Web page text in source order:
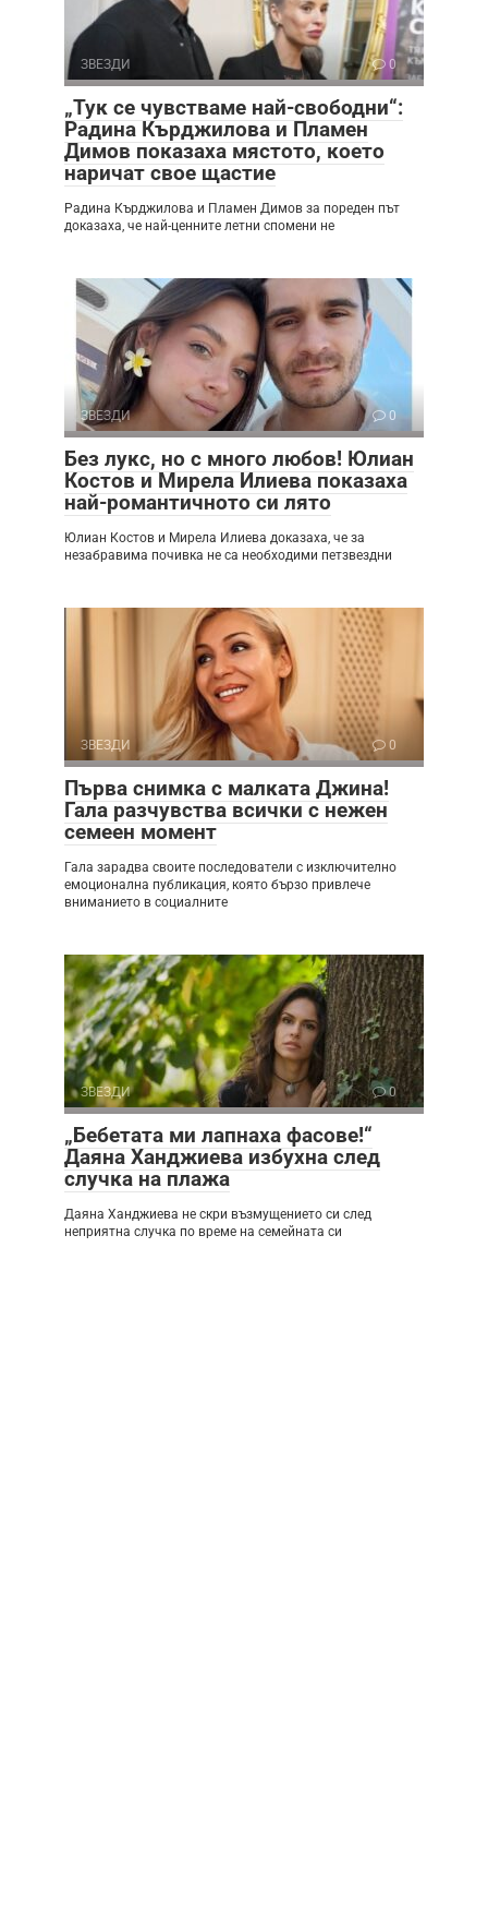
ЗВЕЗДИ 0
„Тук се чувстваме най-свободни“:
Радина Кърджилова и Пламен
Димов показаха мястото, което
наричат свое щастие
Радина Кърджилова и Пламен Димов за пореден път
доказаха, че най-ценните летни спомени не
ЗВЕЗДИ 0
Без лукс, но с много любов! Юлиан
Костов и Мирела Илиева показаха
най-романтичното си лято
Юлиан Костов и Мирела Илиева доказаха, че за
незабравима почивка не са необходими петзвездни
ЗВЕЗДИ 0
Първа снимка с малката Джина!
Гала разчувства всички с нежен
семеен момент
Гала зарадва своите последователи с изключително
емоционална публикация, която бързо привлече
вниманието в социалните
ЗВЕЗДИ 0
„Бебетата ми лапнаха фасове!“
Даяна Ханджиева избухна след
случка на плажа
Даяна Ханджиева не скри възмущението си след
неприятна случка по време на семейната си